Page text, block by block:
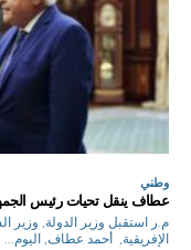
وطني
عطاف ينقل تحيات رئيس
م.ر استقبل وزير الدولة,
الإفريقية, أحمد عطاف, اليوم...